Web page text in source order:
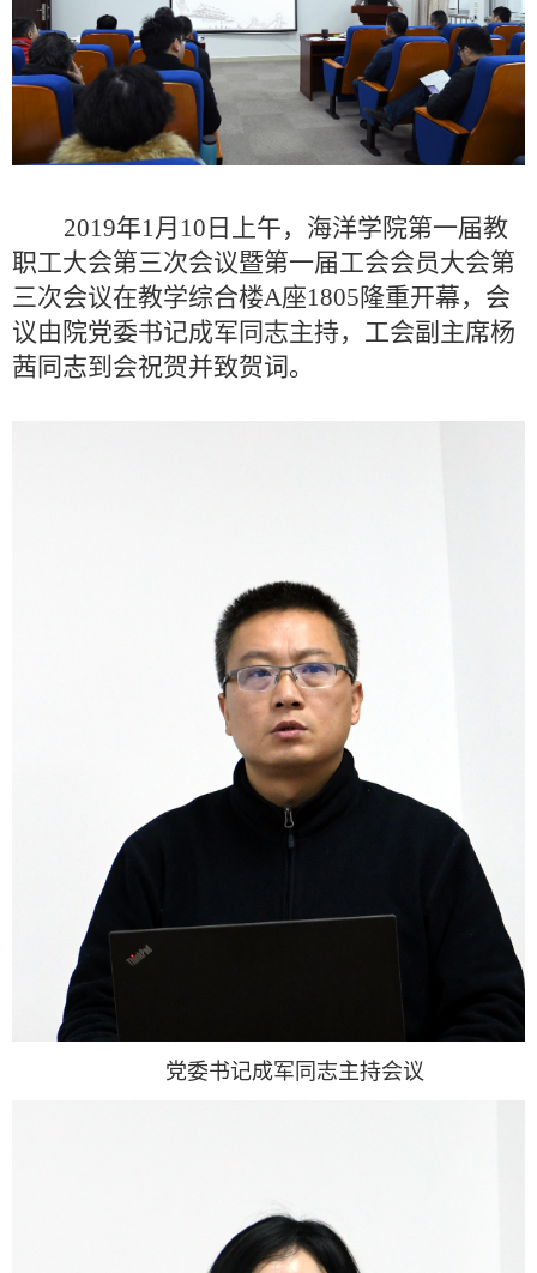
2019年1月10日上午，海洋学院第一届教
职工大会第三次会议暨第一届工会会员大会第
三次会议在教学综合楼A座1805隆重开幕，会
议由院党委书记成军同志主持， 工会副主席杨
茜同志到会祝贺并致贺词。
党委书记成军同志主持会议